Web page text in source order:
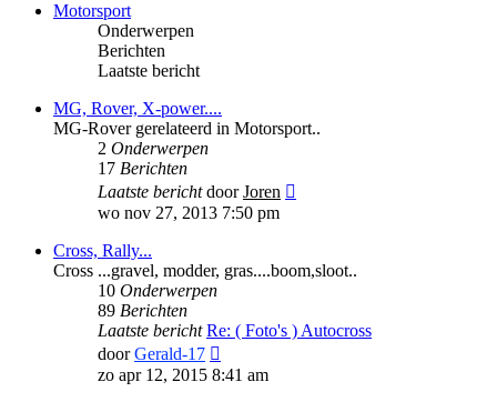
Motorsport
Onderwerpen
Berichten
Laatste bericht
MG, Rover, X-power....
MG-Rover gerelateerd in Motorsport..
2 Onderwerpen
17 Berichten
Laatste berichtdoorJoren
wo nov 27, 2013 7:50 pm
Cross, Rally...
Cross ...gravel, modder, gras....boom,sloot..
10 Onderwerpen
89 Berichten
Laatste bericht Re: ( Foto's ) Autocross
doorGerald-17
laatste
zo apr 12, 2015 8:41 am